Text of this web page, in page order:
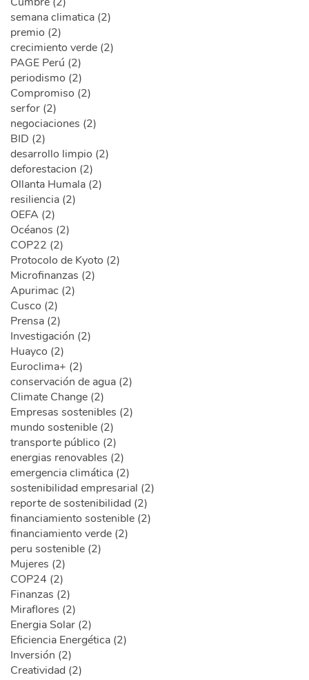
semana climatica (2)
premio (2)
crecimiento verde (2)
PAGE Perú (2)
periodismo (2)
Compromiso (2)
serfor (2)
negociaciones (2)
BID (2)
desarrollo limpio (2)
deforestacion (2)
Ollanta Humala (2)
resiliencia (2)
OEFA (2)
Océanos (2)
COP22 (2)
Protocolo de Kyoto (2)
Microfinanzas (2)
Apurimac (2)
Cusco (2)
Prensa (2)
Investigación (2)
Huayco (2)
Euroclima+ (2)
conservación de agua (2)
Climate Change (2)
Empresas sostenibles (2)
mundo sostenible (2)
transporte público (2)
energias renovables (2)
emergencia climática (2)
sostenibilidad empresarial (2)
reporte de sostenibilidad (2)
financiamiento sostenible (2)
financiamiento verde (2)
peru sostenible (2)
Mujeres (2)
COP24 (2)
Finanzas (2)
Miraflores (2)
Energia Solar (2)
Eficiencia Energética (2)
Inversión (2)
Creatividad (2)